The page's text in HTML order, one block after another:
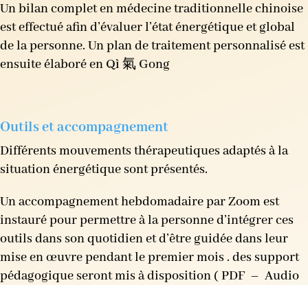
Un bilan complet en médecine traditionnelle chinoise
est effectué afin d’évaluer l’état énergétique et global
de la personne. Un plan de traitement personnalisé est
ensuite élaboré en Qì 氣 Gong
Outils et accompagnement
Différents mouvements thérapeutiques adaptés à la
situation énergétique sont présentés.
Un accompagnement hebdomadaire par Zoom est
instauré pour permettre à la personne d’intégrer ces
outils dans son quotidien et d’être guidée dans leur
mise en œuvre pendant le premier mois . des support
pédagogique seront mis à disposition ( PDF – Audio